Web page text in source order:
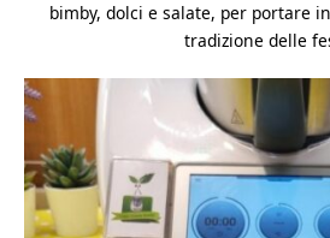
bimby, dolci e salate, per portare
tradizione delle